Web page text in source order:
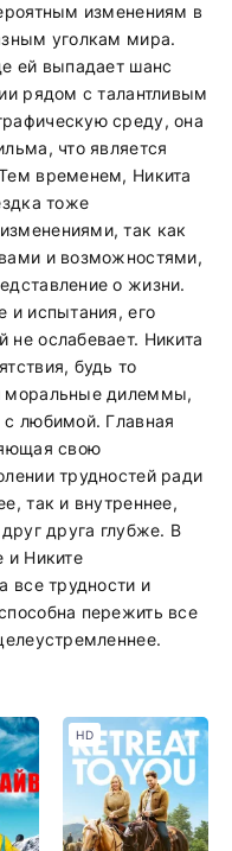
изменениям в
уголкам мира.
ей выпадает шанс
рядом с талантливым
среду, она
что является
временем, Никита
тоже
так как
и возможностями,
о жизни.
и испытания, его
ослабевает. Никита
будь то
моральные дилеммы,
любимой. Главная
свою
трудностей ради
так и внутреннее,
друга глубже. В
и Никите
все трудности и
пережить все
HD